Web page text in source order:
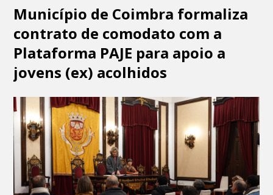
Município de Coimbra formaliza
contrato de comodato com a
Plataforma PAJE para apoio a
jovens (ex) acolhidos